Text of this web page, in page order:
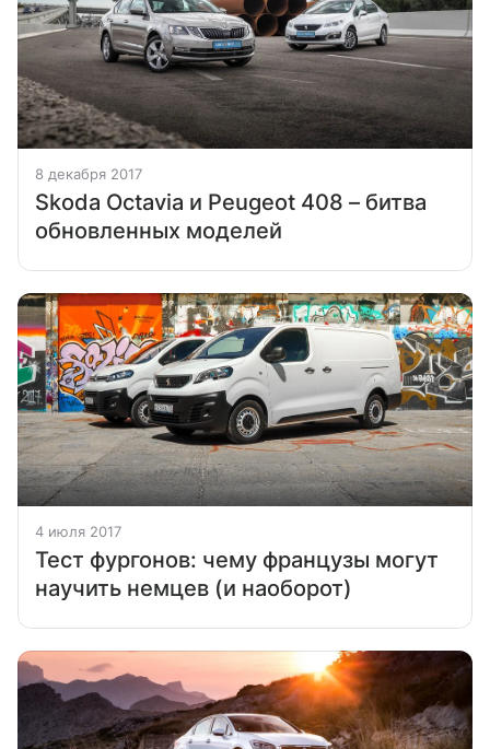
8 декабря 2017
Skoda Octavia и Peugeot 408 – битва
обновленных моделей
4 июля 2017
Тест фургонов: чему французы могут
научить немцев (и наоборот)